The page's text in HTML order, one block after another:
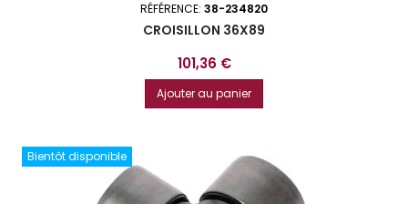
RÉFÉRENCE: 38-234820
CROISILLON 36X89
Prix
101,36 €
Ajouter au panier
Bientôt disponible